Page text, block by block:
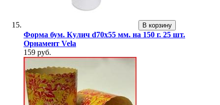
В корзину
Форма бум. Кулич d70х55 мм. на 150 г. 25 шт.
Орнамент Vela
159 руб.